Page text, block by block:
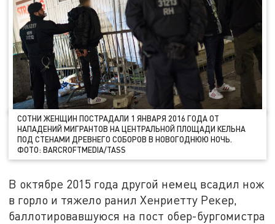
СОТНИ ЖЕНЩИН ПОСТРАДАЛИ 1 ЯНВАРЯ 2016 ГОДА ОТ
НАПАДЕНИЙ МИГРАНТОВ НА ЦЕНТРАЛЬНОЙ ПЛОЩАДИ КЕЛЬНА
ПОД СТЕНАМИ ДРЕВНЕГО СОБОРОВ В НОВОГОДНЮЮ НОЧЬ.
ФОТО: BARCROFTMEDIA/TASS
В октябре 2015 года другой немец всадил нож
в горло и тяжело ранил Хенриетту Рекер,
баллотировавшуюся на пост обер-бургомистра